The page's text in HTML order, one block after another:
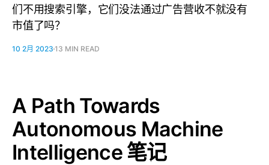
们不用搜索引擎，它们没法通过广告营收不就没有
市值了吗？
10 2月 2023 13 MIN READ
A Path Towards
Autonomous Machine
Intelligence 笔记